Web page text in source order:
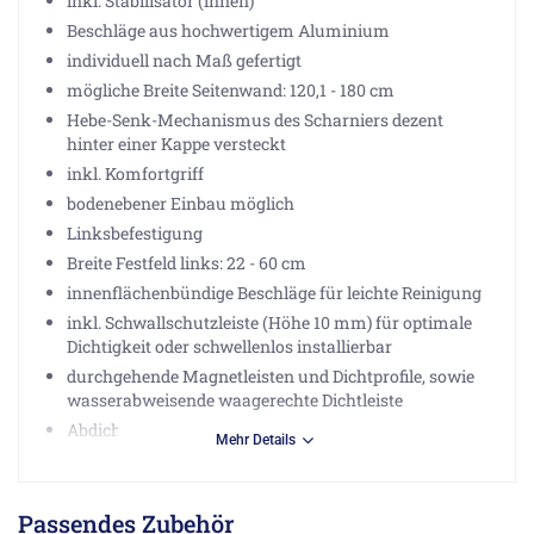
Beschläge aus hochwertigem Aluminium
individuell nach Maß gefertigt
mögliche Breite Seitenwand: 120,1 - 180 cm
Hebe-Senk-Mechanismus des Scharniers dezent
hinter einer Kappe versteckt
inkl. Komfortgriff
bodenebener Einbau möglich
Linksbefestigung
Breite Festfeld links: 22 - 60 cm
innenflächenbündige Beschläge für leichte Reinigung
inkl. Schwallschutzleiste (Höhe 10 mm) für optimale
Dichtigkeit oder schwellenlos installierbar
durchgehende Magnetleisten und Dichtprofile, sowie
wasserabweisende waagerechte Dichtleiste
Abdichtung nach DIN 14428
Energiemanagement zertifiziert nach DIN EN
Mehr Details
Passendes Zubehör